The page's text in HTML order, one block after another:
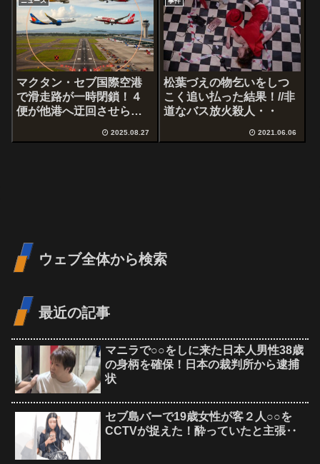
マクタン・セブ国際空港
で滑走路が一時閉鎖！４
便が他港へ迂回させられ
2025.08.27
松葉づえの物乞いをしつ
こく追い払った結果！//非
道なバス放火殺人・・
2021.06.06
ウェブ全体から検索
最近の記事
マニラで○○をしに来た日本人男性38歳
の身柄を確保！日本の裁判所から逮捕
状
セブ島バーで19歳女性が客２人○○を
CCTVが捉えた！酔っていたと主張‥